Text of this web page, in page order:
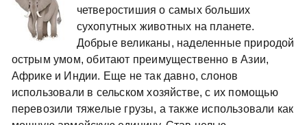
четверостишия о самых больших
сухопутных животных на планете.
Добрые великаны, наделенные природой
острым умом, обитают преимущественно в Азии,
Африке и Индии. Еще не так давно, слонов
использовали в сельском хозяйстве, с их помощью
перевозили тяжелые грузы, а также использовали как